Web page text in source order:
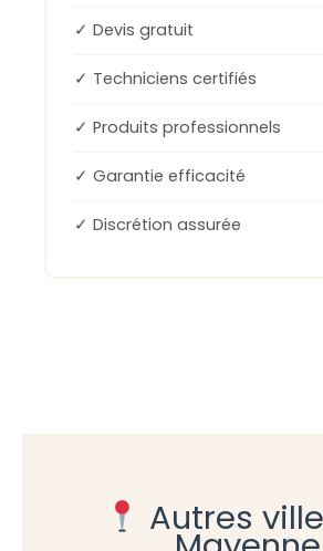
✓ Devis gratuit
✓ Techniciens certifiés
✓ Produits professionnels
✓ Garantie efficacité
✓ Discrétion assurée
Autres